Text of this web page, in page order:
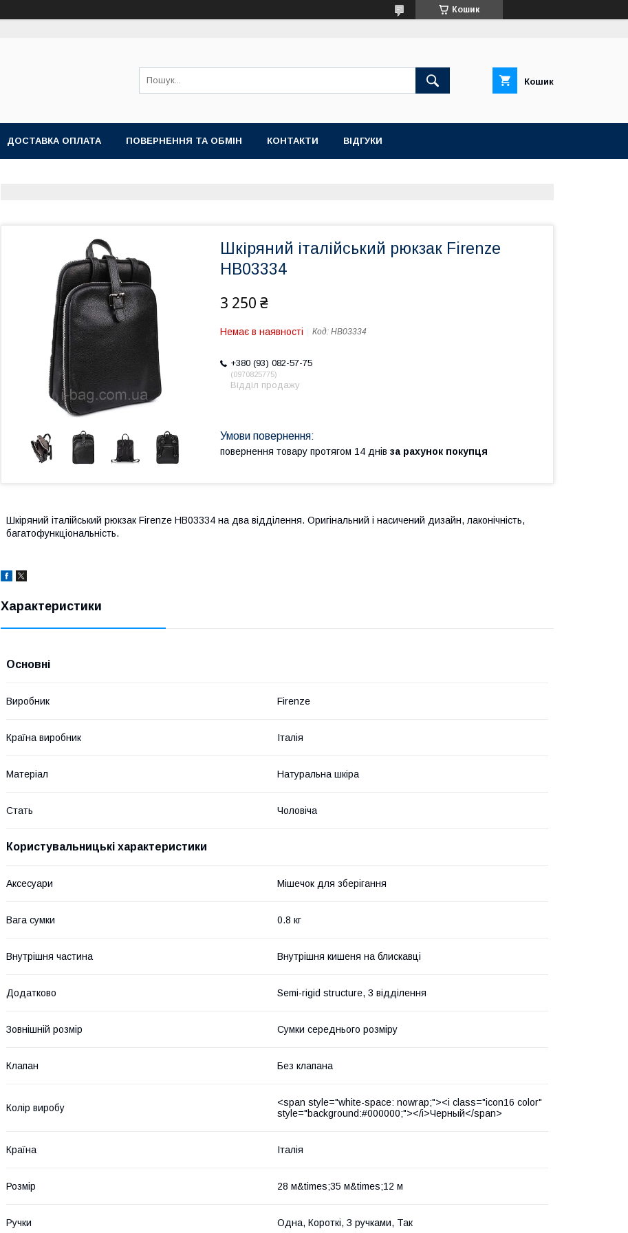
Кошик
Кошик
ДОСТАВКА ОПЛАТА ПОВЕРНЕННЯ ТА ОБМІН КОНТАКТИ ВІДГУКИ
Шкіряний італійський рюкзак Firenze
HB03334
3 250 ₴
Немає в наявності Код: HB03334
+380 (93) 082-57-75
0970825775
Відділ продажу
повернення товару протягом 14 днів за рахунок покупця
Шкіряний італійський рюкзак Firenze HB03334 на два відділення. Оригінальний і насичений дизайн, лаконічність,
багатофункціональність.
Характеристики
Основні
Виробник Firenze
Країна виробник Італія
Матеріал Натуральна шкіра
Стать Чоловіча
Користувальницькі характеристики
Аксесуари Мішечок для зберігання
Вага сумки 0.8 кг
Внутрішня частина Внутрішня кишеня на блискавці
Додатково Semi-rigid structure, 3 відділення
Зовнішній розмір Сумки середнього розміру
Клапан Без клапана
Колір виробу
<span style="white-space: nowrap;"><i class="icon16 color"
style="background:#000000;"></i>Черный</span>
Країна Італія
Розмір 28 м&times;35 м&times;12 м
Ручки Одна, Короткі, З ручками, Так